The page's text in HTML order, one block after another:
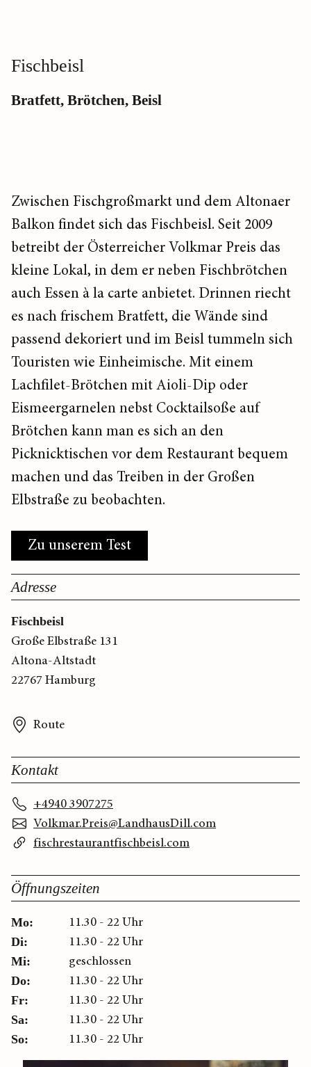
Fischbeisl
Bratfett, Brötchen, Beisl
Zwischen Fischgroßmarkt und dem Altonaer
Balkon findet sich das Fischbeisl. Seit 2009
betreibt der Österreicher Volkmar Preis das
kleine Lokal, in dem er neben Fischbrötchen
auch Essen à la carte anbietet. Drinnen riecht
es nach frischem Bratfett, die Wände sind
passend dekoriert und im Beisl tummeln sich
Touristen wie Einheimische. Mit einem
Lachfilet-Brötchen mit Aioli-Dip oder
Eismeergarnelen nebst Cocktailsoße auf
Brötchen kann man es sich an den
Picknicktischen vor dem Restaurant bequem
machen und das Treiben in der Großen
Elbstraße zu beobachten.
Zu unserem Test
Adresse
Fischbeisl
Große Elbstraße 131
Altona-Altstadt
22767 Hamburg
Route
Kontakt
+4940 3907275
Volkmar.Preis@LandhausDill.com
fischrestaurantfischbeisl.com
Öffnungszeiten
Mo: 11.30 - 22 Uhr
Di: 11.30 - 22 Uhr
Mi: geschlossen
Do: 11.30 - 22 Uhr
Fr: 11.30 - 22 Uhr
Sa: 11.30 - 22 Uhr
So: 11.30 - 22 Uhr